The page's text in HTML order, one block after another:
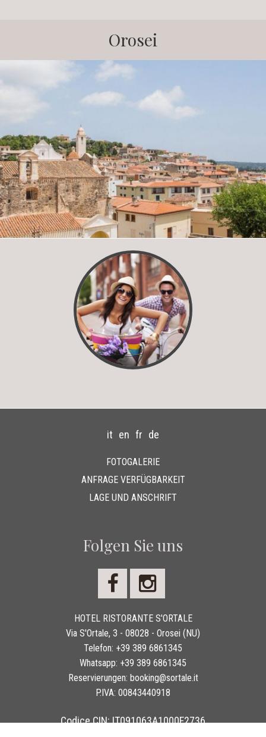
Orosei
it en fr de
FOTOGALERIE
ANFRAGE VERFÜGBARKEIT
LAGE UND ANSCHRIFT
Folgen Sie uns
HOTEL RISTORANTE S'ORTALE
Via S'Ortale, 3 - 08028 - Orosei (NU)
Telefon: +39 389 6861345
Whatsapp: +39 389 6861345
Reservierungen: booking@sortale.it
P.IVA: 00843440918
Codice CIN: IT091063A1000F2736